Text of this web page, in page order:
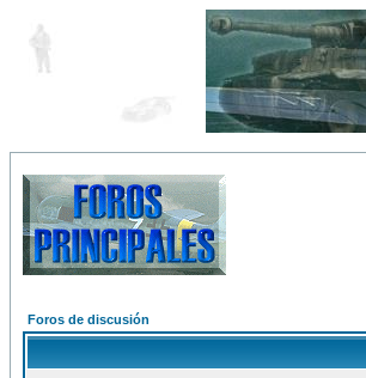
Foros de discusión